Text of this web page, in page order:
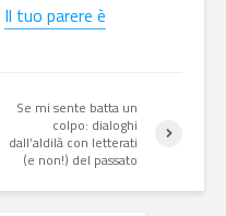
Il tuo parere è
Se mi sente batta un
colpo: dialoghi
dall’aldilà con letterati
(e non!) del passato